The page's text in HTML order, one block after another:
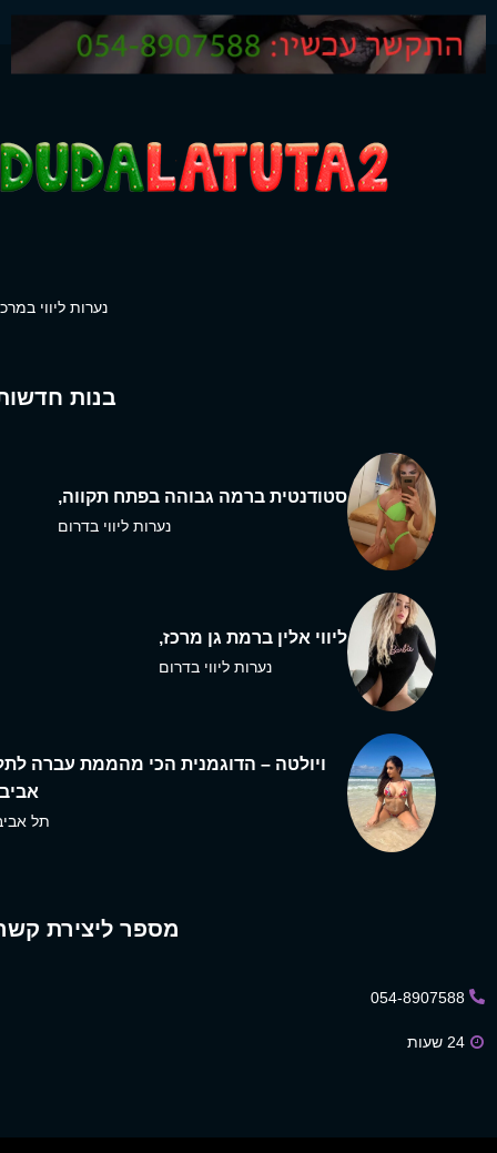
נערות ליווי
בנות
סטודנטית ברמה גבוהה בפתח תקווה,
נערות ליווי בדרום
ליווי אלין ברמת גן מרכז,
נערות ליווי בדרום
ויולטה – הדוגמנית הכי מהממת עברה
תל
מספר ליצירת
054-8907588
24 שעות